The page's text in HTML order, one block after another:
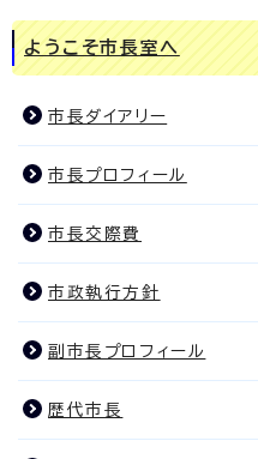
ようこそ市長室へ
市長ダイアリー
市長プロフィール
市長交際費
市政執行方針
副市長プロフィール
歴代市長